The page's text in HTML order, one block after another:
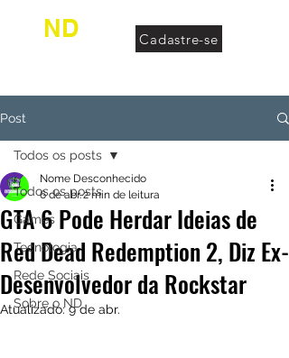
ND Cadastre-se
Post
Todos os posts
Games
Tecnologia
Rede Sociais
Sobre o ND
Todos os posts
GTA 6 Pode Herdar Ideias de
Red Dead Redemption 2, Diz Ex-
Desenvolvedor da Rockstar
Nome Desconhecido
6 de abr.2 min de leitura
Atualizado:9 de abr.